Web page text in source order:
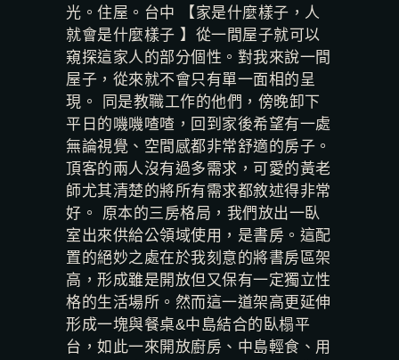
光。住屋。台中 【家是什麼樣子，人
就會是什麼樣子 】從一間屋子就可以
窺探這家人的部分個性。對我來說一間
屋子，從來就不會只有單一面相的呈
現。 同是教職工作的他們，傍晚卸下
平日的嘰嘰喳喳，回到家後希望有一處
無論視覺、空間感都非常舒適的房子。
頂客的兩人沒有過多需求，可愛的黃老
師尤其清楚的將所有需求都敘述得非常
好。 原本的三房格局，我們放出一臥
室出來供給公領域使用，是書房。這配
置的絕妙之處在於我刻意的將書房區架
高，形成雖是開放但又保有一定獨立性
格的生活場所。然而這一道架高更延伸
形成一塊與餐桌&中島結合的臥榻平
台，如此一來開放廚房、中島輕食、用